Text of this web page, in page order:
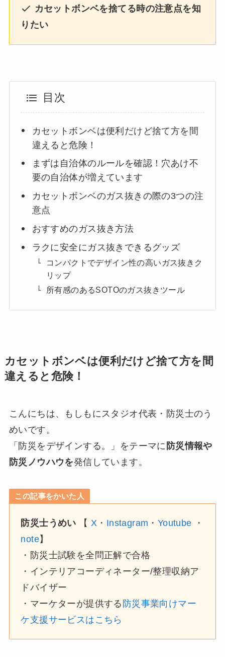
カセットボンベを捨てる時の注意点を知
りたい
目次
カセットボンベは便利だけど捨て方を間
違えると危険！
まずは自治体のルールを確認！穴あけ不
要の自治体が増えています
カセットボンベのガス抜きの際の3つの注
意点
おすすめのガス抜き方法
ラクに安全にガス抜きできるグッズ
コンパクトでデザイン性の高いガス抜きク
リップ
所有感のあるSOTOのガス抜きツール
カセットボンベは便利だけど捨て方を間
違えると危険！
こんにちは、もしもにスタジオ代表・防災士のう
めいです。
「防災をデザインする。」をテーマに 防災情報や
防災ノウハウを発信しています。
この記事をかいた人
防災士うめい 【 X ・ Instagram ・ Youtube ・
note】
・防災士試験を全問正解で合格
・インテリアコーディネーター/整理収納ア
ドバイザー
・マーケターが提供する 防災事業向けマー
ケ支援サービスはこちら